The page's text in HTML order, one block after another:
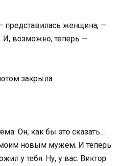
представилась женщина, —
возможно, теперь —
закрыла.
Он, как бы это сказать…
моим новым мужем. И теперь
у тебя. Ну, у вас. Виктор